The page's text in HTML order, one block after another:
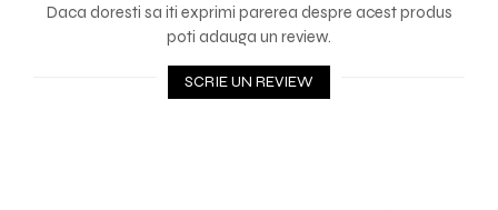
Daca doresti sa iti exprimi parerea despre acest produs
poti adauga un review.
SCRIE UN REVIEW